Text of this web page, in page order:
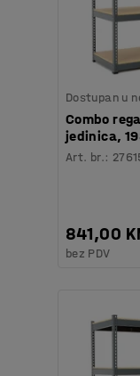
Dostupan u
Combo
jedinica,
Art. br.:
841,00
bez PDV